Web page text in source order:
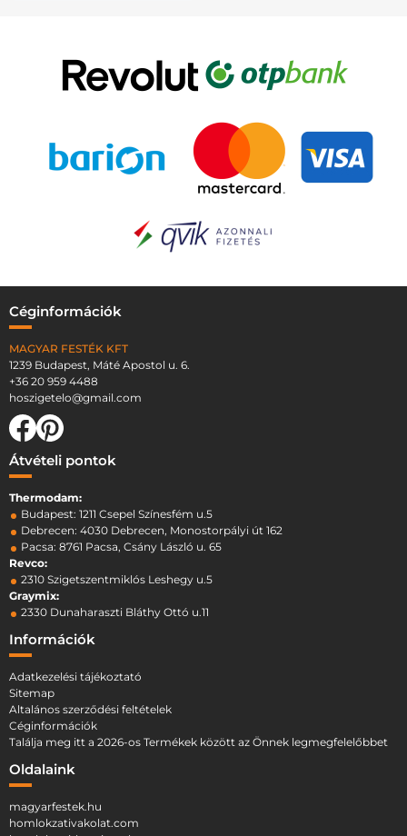
Céginformációk
MAGYAR FESTÉK KFT
1239 Budapest, Máté Apostol u. 6.
+36 20 959 4488
hoszigetelo@gmail.com
Átvételi pontok
Thermodam:
Budapest: 1211 Csepel Színesfém u.5
Debrecen: 4030 Debrecen, Monostorpályi út 162
Pacsa: 8761 Pacsa, Csány László u. 65
Revco:
2310 Szigetszentmiklós Leshegy u.5
Graymix:
2330 Dunaharaszti Bláthy Ottó u.11
Információk
Adatkezelési tájékoztató
Sitemap
Altalános szerződési feltételek
Céginformációk
Találja meg itt a 2026-os Termékek között az Önnek legmegfelelőbbet
Oldalaink
magyarfestek.hu
homlokzativakolat.com